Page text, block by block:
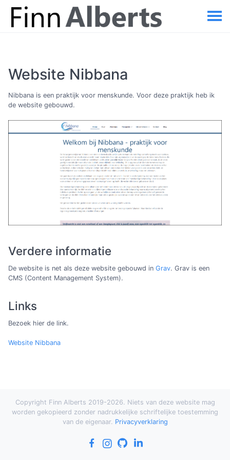
Website Nibbana
Nibbana is een praktijk voor menskunde. Voor deze praktijk heb ik
de website gebouwd.
Verdere informatie
De website is net als deze website gebouwd in Grav. Grav is een
CMS (Content Management System).
Links
Bezoek hier de link.
Website Nibbana
Copyright Finn Alberts 2019-2026. Niets van deze website mag
worden gekopieerd zonder nadrukkelijke schriftelijke toestemming
van de eigenaar. Privacyverklaring